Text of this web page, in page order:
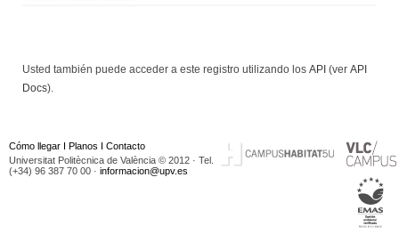
Usted también puede acceder a este registro utilizando los API (ver API
Docs).
Cómo llegar I Planos I Contacto
Universitat Politècnica de València © 2012 · Tel.
(+34) 96 387 70 00 · informacion@upv.es